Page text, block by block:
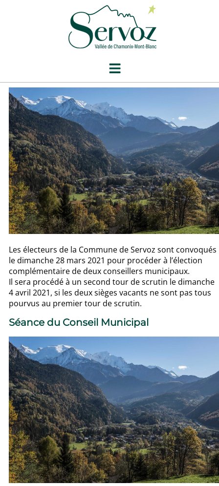
Mois :février 2021
Election municipale partielle
complémentaire le 28 mars 2021
Les électeurs de la Commune de Servoz sont convoqués
le dimanche 28 mars 2021 pour procéder à l’élection
complémentaire de deux conseillers municipaux.
Il sera procédé à un second tour de scrutin le dimanche
4 avril 2021, si les deux sièges vacants ne sont pas tous
pourvus au premier tour de scrutin.
Séance du Conseil Municipal